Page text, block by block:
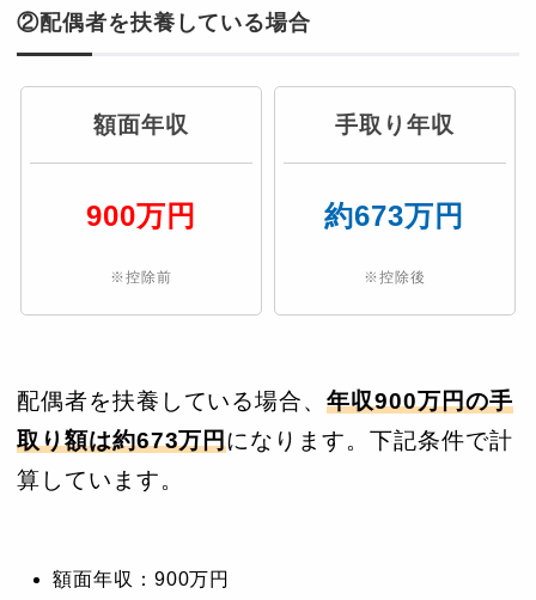
②配偶者を扶養している場合
額面年収
900万円
※控除前
手取り年収
約673万円
※控除後
配偶者を扶養している場合、年収900万円の手
取り額は約673万円になります。下記条件で計
算しています。
額面年収：900万円